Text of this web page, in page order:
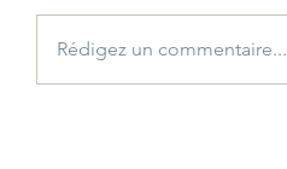
Rédigez un commentaire...